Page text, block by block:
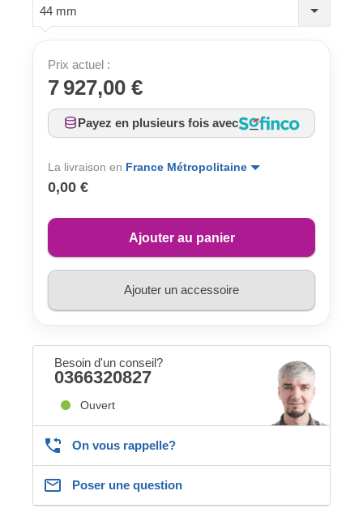
44 mm
Prix actuel :
7 927,00 €
Payez en plusieurs fois avec
La livraison en France Métropolitaine
0,00 €
Ajouter au panier
Ajouter un accessoire
Besoin d'un conseil?
0366320827
Ouvert
On vous rappelle?
Poser une question